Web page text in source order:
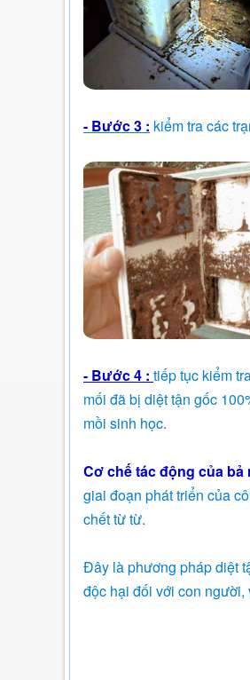
- Bước 3 : kiểm tra các
- Bước 4 : tiếp tục kiểm
mối đã bị diệt tận gốc
mồi sinh học.
Cơ chế tác động của bả
giai đoạn phát triển của
chết từ từ.
Đây là phương pháp diệt
độc hại đối với con người,